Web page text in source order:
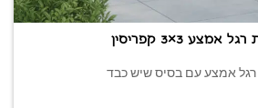
אמצע 3×3 קפריסין
אמצע עם בסיס שיש כבד